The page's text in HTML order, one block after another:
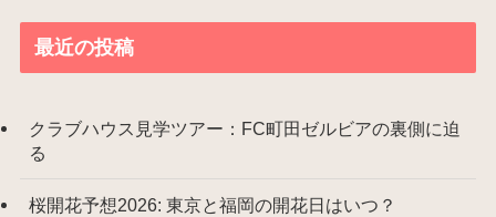
最近の投稿
クラブハウス見学ツアー：FC町田ゼルビアの裏側に迫
る
桜開花予想2026: 東京と福岡の開花日はいつ？